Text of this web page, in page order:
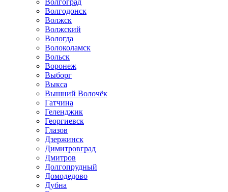
Волгоград
Волгодонск
Волжск
Волжский
Вологда
Волоколамск
Вольск
Воронеж
Выборг
Выкса
Вышний Волочёк
Гатчина
Геленджик
Георгиевск
Глазов
Дзержинск
Димитровград
Дмитров
Долгопрудный
Домодедово
Дубна